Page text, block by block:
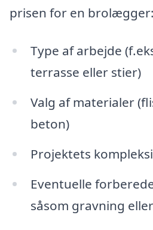
prisen for en brolægger:
Type af arbejde
terrasse eller stier)
Valg af materialer
beton)
Projektets
Eventuelle
såsom gravning